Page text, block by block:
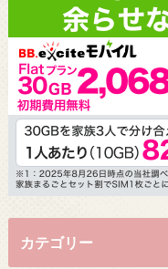
カテゴリー